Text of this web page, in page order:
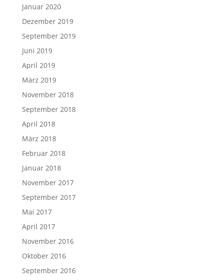
Januar 2020
Dezember 2019
September 2019
Juni 2019
April 2019
März 2019
November 2018
September 2018
April 2018
März 2018
Februar 2018
Januar 2018
November 2017
September 2017
Mai 2017
April 2017
November 2016
Oktober 2016
September 2016